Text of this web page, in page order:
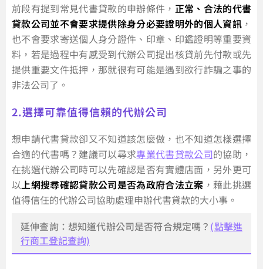
前段有提到常見代書貸款的申辦條件， 正常、合法的代書
貸款公司並不會要求提供除身分必要證明外的個人資訊 ，
也不會要求寄送個人身分證件、印章、印鑑證明等重要資
料，若是過程中有感受到代辦公司提出核貸前先付款或先
提供重要文件抵押，那就很有可能是遇到欲行詐騙之事的
非法公司了。
2.選擇可靠值得信賴的代辦公司
想申請代書貸款卻又不知道該怎麼做，也不知道怎樣選擇
合適的代書嗎？建議可以尋求專業代書貸款公司的協助，
在挑選代辦公司時可以先確認是否有實體店面，另外更可
以上網搜尋確認貸款公司是否為政府合法立案 ，藉此挑選
值得信任的代辦公司協助處理申辦代書貸款的大小事。
延伸查詢：想知道代辦公司是否符合規定嗎？ (點擊進
行商工登記查詢)